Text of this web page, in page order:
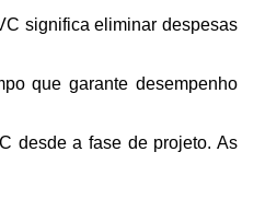
significa eliminar despesas
que garante desempenho
desde a fase de projeto. As